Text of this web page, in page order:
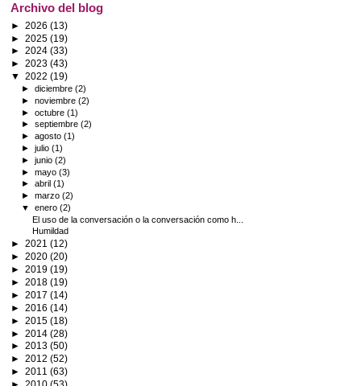
Archivo del blog
► 2026 (13)
► 2025 (19)
► 2024 (33)
► 2023 (43)
▼ 2022 (19)
►diciembre(2)
►noviembre(2)
►octubre(1)
►septiembre(2)
►agosto(1)
►julio(1)
►junio(2)
►mayo(3)
►abril(1)
►marzo(2)
▼enero(2)
El uso de la conversación o la conversación como h...
Humildad
► 2021 (12)
► 2020 (20)
► 2019 (19)
► 2018 (19)
► 2017 (14)
► 2016 (14)
► 2015 (18)
► 2014 (28)
► 2013 (50)
► 2012 (52)
► 2011 (63)